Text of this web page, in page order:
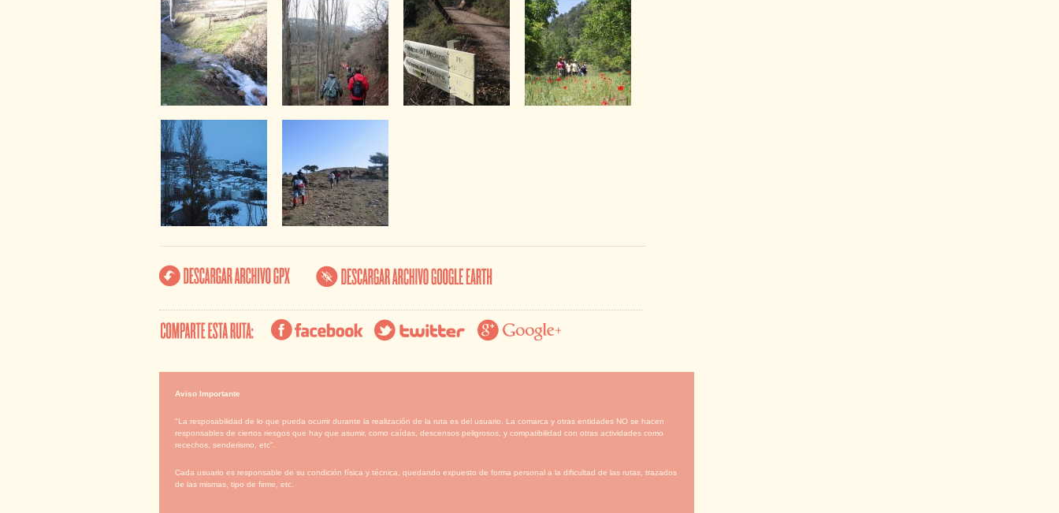
Aviso Importante
"La resposabilidad de lo que pueda ocurrir durante la realización de la ruta es del usuario. La comarca y otras entidades NO se hacen
responsables de ciertos riesgos que hay que asumir, como caídas, descensos peligrosos, y compatibilidad con otras actividades como
recechos, senderismo, etc".
Cada usuario es responsable de su condición física y técnica, quedando expuesto de forma personal a la dificultad de las rutas, trazados
de las mismas, tipo de firme, etc.